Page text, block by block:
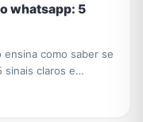
whatsapp: 5
ensina como saber se
sinais claros e